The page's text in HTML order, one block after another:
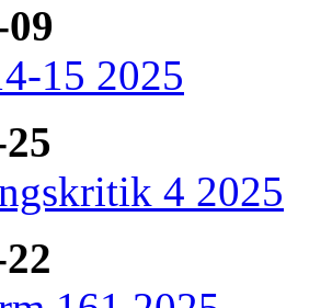
15 2025
4 2025